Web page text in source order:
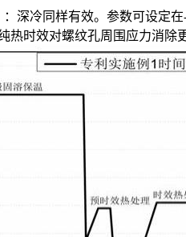
：深冷同样有效。参数可设
热时效对螺纹孔周围应力消除